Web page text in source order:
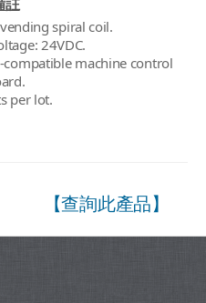
spiral coil.
24VDC.
machine control
per lot.
【查詢此產品】